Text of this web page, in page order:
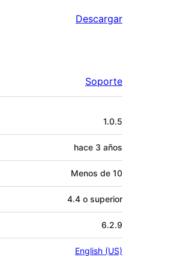
Descargar
Soporte
1.0.5
hace 3 años
Menos de 10
4.4 o superior
6.2.9
English (US)